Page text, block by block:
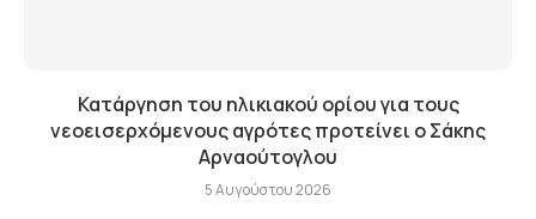
Κατάργηση του ηλικιακού ορίου για τους
νεοεισερχόμενους αγρότες προτείνει ο Σάκης
Αρναούτογλου
5 Αυγούστου 2026